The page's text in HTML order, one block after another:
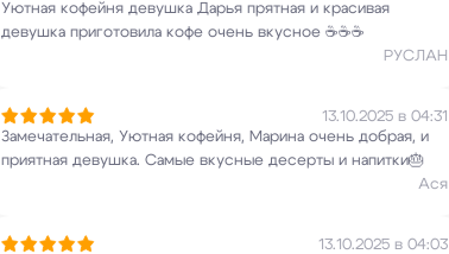
Уютная кофейня девушка Дарья прятная и красивая
девушка приготовила кофе очень вкусное ☕️☕️☕️
РУСЛАН
13.10.2025 в 04:31
Замечательная, Уютная кофейня, Марина очень добрая, и
приятная девушка. Самые вкусные десерты и напитки🎂
Ася
13.10.2025 в 04:03